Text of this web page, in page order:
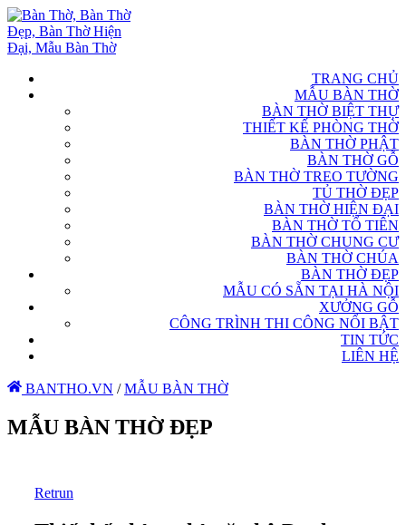
TRANG CHỦ
MẪU BÀN THỜ
BÀN THỜ BIỆT THỰ
THIẾT KẾ PHÒNG THỜ
BÀN THỜ PHẬT
BÀN THỜ GỖ
BÀN THỜ TREO TƯỜNG
TỦ THỜ ĐẸP
BÀN THỜ HIỆN ĐẠI
BÀN THỜ TỔ TIÊN
BÀN THỜ CHUNG CƯ
BÀN THỜ CHÚA
BÀN THỜ ĐẸP
MẪU CÓ SẴN TẠI HÀ NỘI
XƯỞNG GỖ
CÔNG TRÌNH THI CÔNG NỔI BẬT
TIN TỨC
LIÊN HỆ
BANTHO.VN / MẪU BÀN THỜ
MẪU BÀN THỜ ĐẸP
Retrun